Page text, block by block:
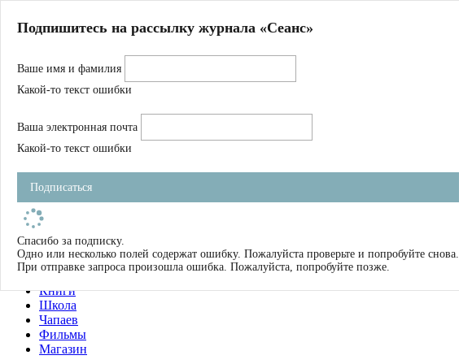
Магазин
Журнал
Школа
Устав
Фильмы
Имена
Тэги
О нас
Журнал
Книги
Школа
Чапаев
Фильмы
Магазин
Подпишитесь на рассылку журнала «Сеанс»
Ваше имя и фамилия
Какой-то текст ошибки
Ваша электронная почта
Какой-то текст ошибки
Подписаться
Спасибо за подписку.
Одно или несколько полей содержат ошибку. Пожалуйста проверьте и попробуйте снова.
При отправке запроса произошла ошибка. Пожалуйста, попробуйте позже.